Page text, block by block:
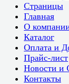
Страницы
Главная
О
Каталог
Оплата и
Прайс-лист
Новости и
Контакты